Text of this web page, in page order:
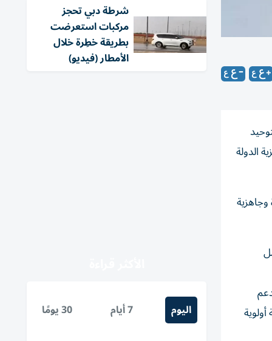
الدولة
شرطة دبي تحجز
مركبات استعرضت
بطريقة خطِرة خلال
الأمطار (فيديو)
اليوم 7 أيام 30 يومًا